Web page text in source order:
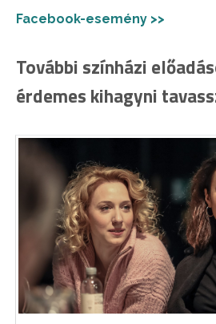
Facebook-esemény >>
További színházi
érdemes kihagyni